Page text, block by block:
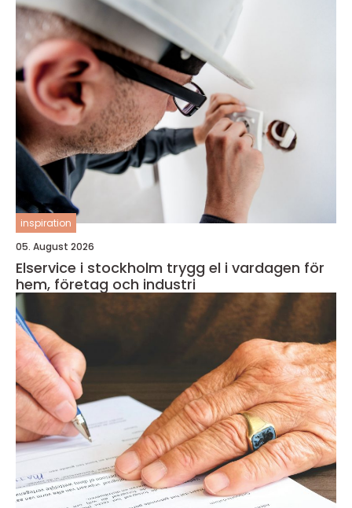
inspiration
05. August 2026
Elservice i stockholm trygg el i vardagen för
hem, företag och industri